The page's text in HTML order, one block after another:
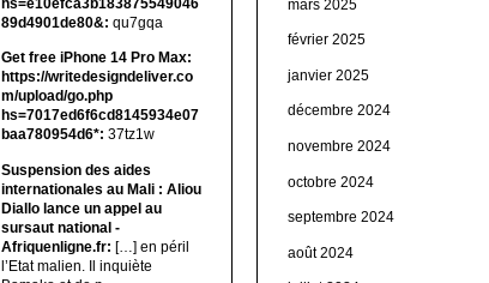
hs=e10efca3b183875549046
89d4901de80&: qu7gqa
Get free iPhone 14 Pro Max:
https://writedesigndeliver.co
m/upload/go.php
hs=7017ed6f6cd8145934e07
baa780954d6*: 37tz1w
Suspension des aides
internationales au Mali : Aliou
Diallo lance un appel au
sursaut national -
Afriquenligne.fr: […] en péril
l’Etat malien. Il inquiète
mars 2025
février 2025
janvier 2025
décembre 2024
novembre 2024
octobre 2024
septembre 2024
août 2024